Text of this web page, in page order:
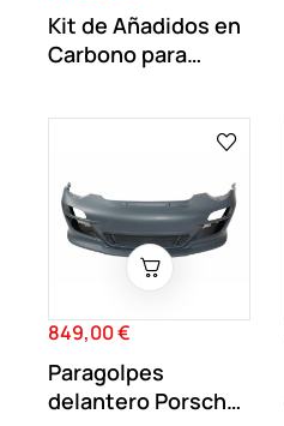
Kit de Añadidos en
Carbono para
Precio
849,00 €
Paragolpes
delantero Porsche